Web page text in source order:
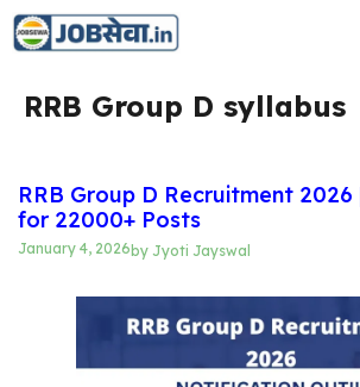
Skip
RRB Group D syllabus
RRB Group D Recruitment 2026
for 22000+ Posts
January 4, 2026 by Jyoti Jayswal